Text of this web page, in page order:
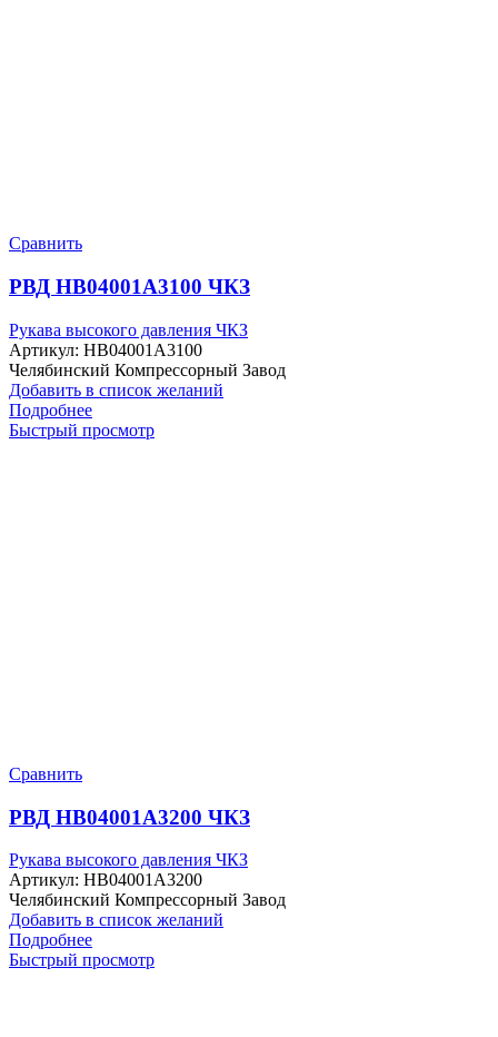
Сравнить
РВД HB04001A3100 ЧКЗ
Рукава высокого давления ЧКЗ
Артикул: HB04001A3100
Челябинский Компрессорный Завод
Добавить в список желаний
Подробнее
Быстрый просмотр
Сравнить
РВД HB04001A3200 ЧКЗ
Рукава высокого давления ЧКЗ
Артикул: HB04001A3200
Челябинский Компрессорный Завод
Добавить в список желаний
Подробнее
Быстрый просмотр